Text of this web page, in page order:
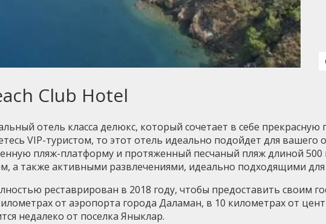
Club Hotel
отель класса делюкс, который сочетает в себе
VIP-туристом, то этот отель идеально подойдет для
пляж-платформу и протяженный песчаный пляж длиной
а также активными развлечениями, идеально подходящими для
реставрирован в 2018 году, чтобы предоставить своим
от аэропорта города Даламан, в 10 километрах от
недалеко от поселка Яныклар.